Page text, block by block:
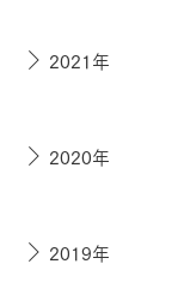
2021年
2020年
2019年